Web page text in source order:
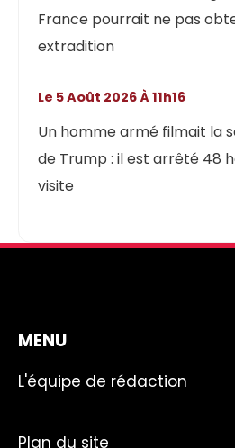
France pourrait ne pas
extradition
Un homme armé filmait la
de Trump : il est arrêté 48
visite
Le 5 Août 2026 À 11h16
MENU
L'équipe de rédaction
Plan du site